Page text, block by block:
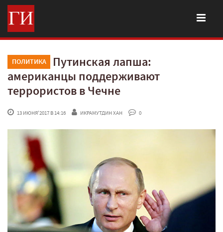
ПОЛИТИКА
Путинская лапша:
американцы поддерживают
террористов в Чечне
13 ИЮНЯ'2017 В 14:16 ИКРАМУТДИН ХАН 0